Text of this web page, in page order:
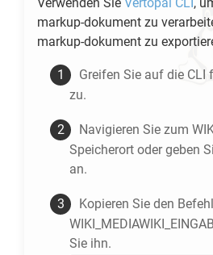
markup-dokument zu
markup-dokument zu
Greifen Sie auf die CLI
zu.
Navigieren Sie zum
Speicherort oder geben
an.
Kopieren Sie den
Sie ihn.